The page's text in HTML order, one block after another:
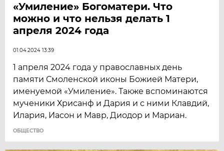
«Умиление» Богоматери. Что
можно и что нельзя делать 1
апреля 2024 года
01.04.2024 13:39
1 апреля 2024 года у православных день
памяти Смоленской иконы Божией Матери,
именуемой «Умиление». Также вспоминаются
мученики Хрисанф и Дария и с ними Клавдий,
Илария, Иасон и Мавр, Диодор и Мариан.
ОБЩЕСТВО